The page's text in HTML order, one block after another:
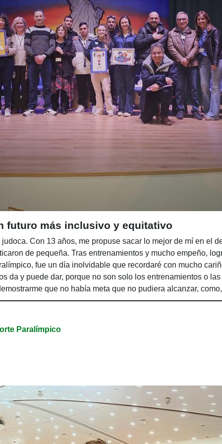
futuro más inclusivo y equitativo
Con 13 años, me propuse sacar lo mejor de mí en el
de pequeña. Tras entrenamientos y mucho empeño,
fue un día inolvidable que recordaré con mucho
da y puede dar, porque no son solo los entrenamientos o
que no había meta que no pudiera alcanzar,
mostrar que si nos lo proponemos, podremos conseguirlo.
Paralímpico